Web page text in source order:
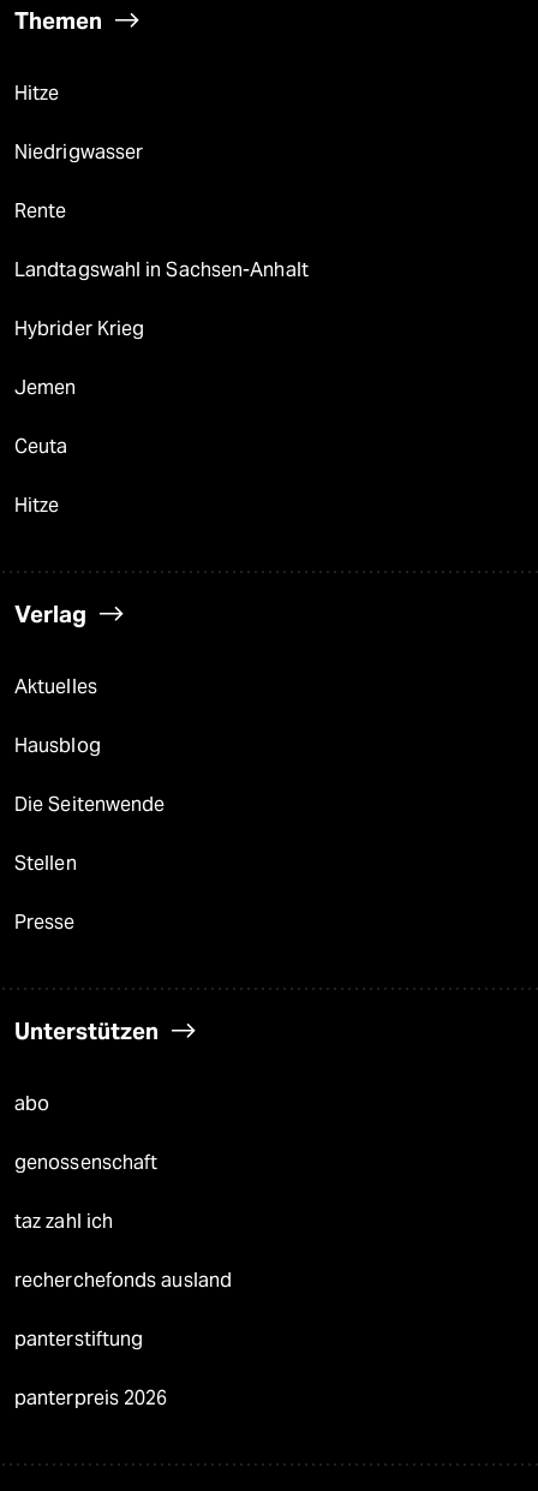
Themen
Hitze
Niedrigwasser
Rente
Landtagswahl in Sachsen-Anhalt
Hybrider Krieg
Jemen
Ceuta
Hitze
Verlag
Aktuelles
Hausblog
Die Seitenwende
Stellen
Presse
Unterstützen
abo
genossenschaft
taz zahl ich
recherchefonds ausland
panterstiftung
panterpreis 2026